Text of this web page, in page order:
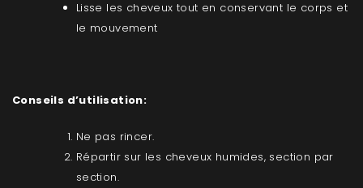
Lisse les cheveux tout en conservant le corps et
le mouvement
Conseils d’utilisation:
Ne pas rincer.
Répartir sur les cheveux humides, section par
section.